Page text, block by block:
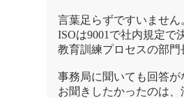
言葉足らずですいません
ISOは9001で社内規定で
教育訓練プロセスの部門
事務局に聞いても回答が
お聞きしたかったのは、